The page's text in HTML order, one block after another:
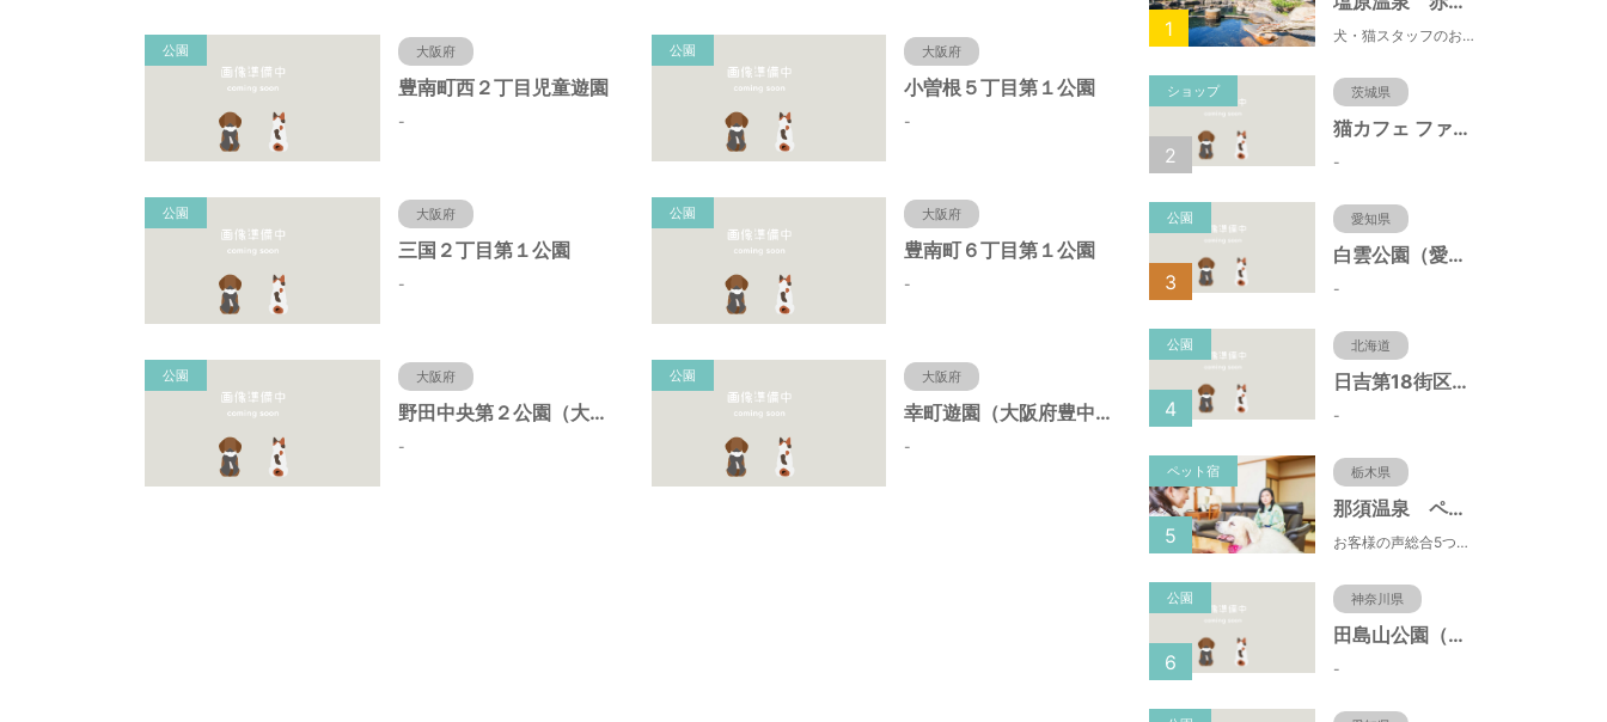
公園 大阪府
豊南町西２丁目児童遊園
-
公園 大阪府
小曽根５丁目第１公園
-
公園 大阪府
三国２丁目第１公園
-
公園 大阪府
豊南町６丁目第１公園
-
公園 大阪府
野田中央第２公園（大阪府豊中市）
-
公園 大阪府
幸町遊園（大阪府豊中市）
-
犬・猫スタッフのおもてニャしが魅力のひとつ♪大自然に囲まれた隠れ家的宿で癒やしの休日を。
1
ショップ 茨城県
猫カフェ ファミリーズ
-
2
公園 愛知県
白雲公園（愛知県名古屋市）
-
3
公園 北海道
日吉第18街区公園（北海道函館市）
-
4
ペット宿 栃木県
那須温泉 ペット＆スパホテル 那須ワン
お客様の声総合5つ星■1日限定４組貸切風呂■室内ドッグランあり♪
5
公園 神奈川県
田島山公園（神奈川県藤沢市）
-
6